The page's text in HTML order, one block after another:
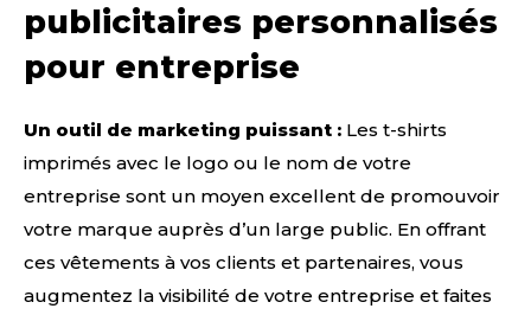
publicitaires personnalisés
pour entreprise
Un outil de marketing puissant : Les t-shirts
imprimés avec le logo ou le nom de votre
entreprise sont un moyen excellent de promouvoir
votre marque auprès d’un large public. En offrant
ces vêtements à vos clients et partenaires, vous
augmentez la visibilité de votre entreprise et faites